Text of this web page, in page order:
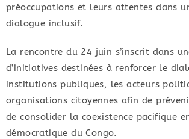
préoccupations et leurs attentes dans
dialogue inclusif.
La rencontre du 24 juin s’inscrit dans
d’initiatives destinées à renforcer le
institutions publiques, les acteurs
organisations citoyennes afin de
de consolider la coexistence pacifique
démocratique du Congo.